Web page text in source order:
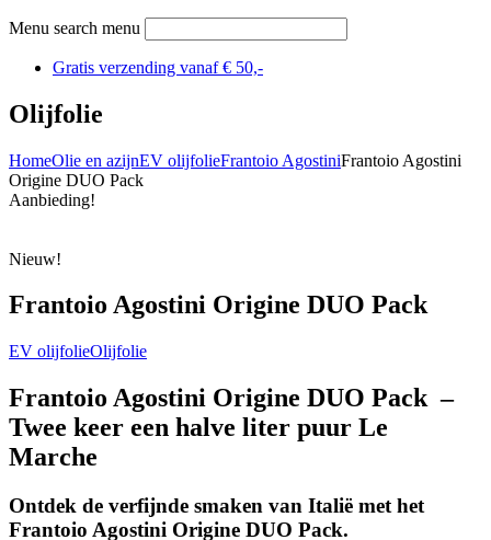
Menu search menu
Gratis verzending vanaf € 50,-
Olijfolie
HomeOlie en azijnEV olijfolieFrantoio AgostiniFrantoio Agostini
Origine DUO Pack
Aanbieding!
Nieuw!
Frantoio Agostini Origine DUO Pack
EV olijfolieOlijfolie
Frantoio Agostini Origine DUO Pack –
Twee keer een halve liter puur Le
Marche
Ontdek de verfijnde smaken van Italië met het
Frantoio Agostini Origine DUO Pack.